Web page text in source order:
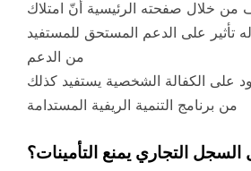
من خلال صفحته الرئيسية أنّ امتلاك
على الدعم المستحق للمستفيد
من الدعم
على الكفالة الشخصية يستفيد كذلك
من برنامج التنمية الريفية المستدامة
السجل التجاري يمنع التأمينات؟